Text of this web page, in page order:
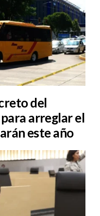
del
arreglar el
este año